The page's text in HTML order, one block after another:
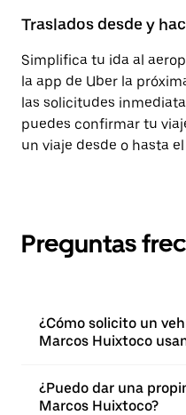
Traslados desde y
Simplifica tu ida al
la app de Uber la
las solicitudes
puedes confirmar tu
un viaje desde o hasta
Preguntas
¿Cómo solicito un
Marcos Huixtoco
¿Puedo dar una
Marcos Huixtoco?